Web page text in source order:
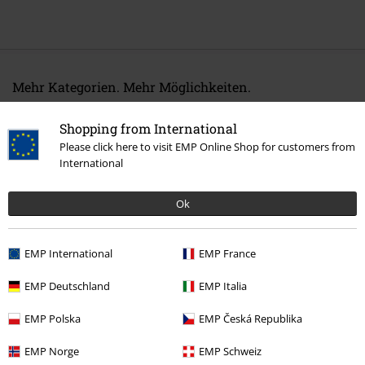
Shopping from International
Please click here to visit EMP Online Shop for customers from
International
Ok
EMP International EMP France
EMP Deutschland EMP Italia
EMP Polska EMP Česká Republika
EMP Norge EMP Schweiz
Mehr Kategorien. Mehr Möglichkeiten.
Band Merch Medien Schallplatten
E-Mail Newsletter
Greif einen 15%* Gutschein ab, wenn du dich